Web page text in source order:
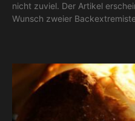
nicht zuviel. Der Artikel
Wunsch zweier